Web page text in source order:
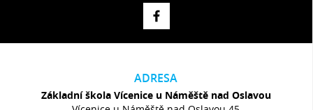
ADRESA
Základní škola Vícenice u Náměště nad Oslavou